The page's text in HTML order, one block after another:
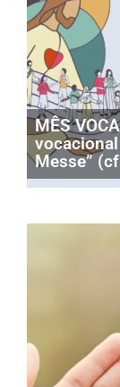
MÊS
Messe”